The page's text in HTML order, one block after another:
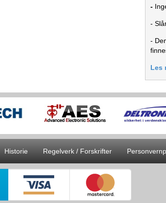
-
-
-
Les
Historie Regelverk / Forskrifter